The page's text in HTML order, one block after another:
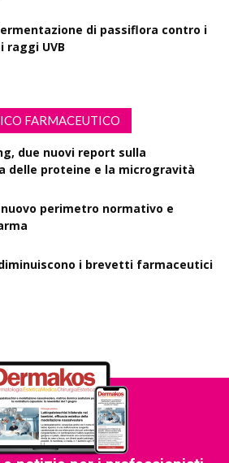
di passiflora contro i
UVB
FARMACEUTICO
due nuovi report sulla
delle proteine e la microgravità
perimetro normativo e
diminuiscono i brevetti farmaceutici